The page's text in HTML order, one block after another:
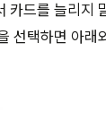
카드를 늘리지
선택하면 아래